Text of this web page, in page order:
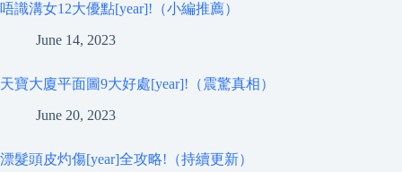
唔識溝女12大優點[year]!（小編推薦）
June 14, 2023
天寶大廈平面圖9大好處[year]!（震驚真相）
June 20, 2023
漂髮頭皮灼傷[year]全攻略!（持續更新）